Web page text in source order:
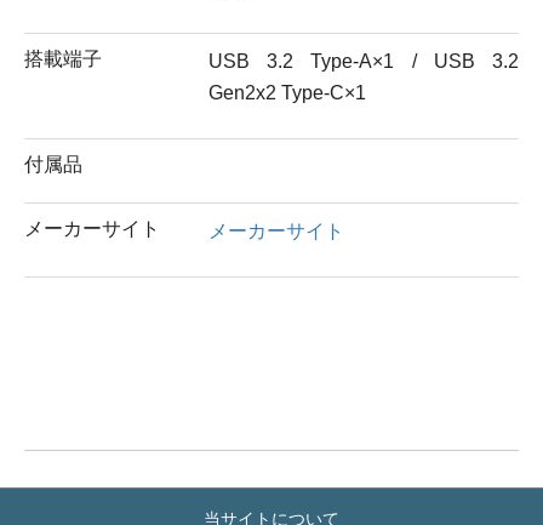
搭載端子
USB 3.2 Type-A×1 / USB 3.2
Gen2x2 Type-C×1
付属品
メーカーサイト メーカーサイト
当サイトについて